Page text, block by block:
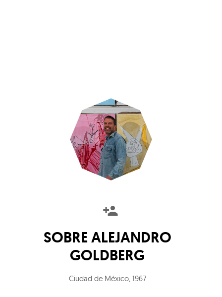
SOBRE ALEJANDRO
GOLDBERG
Ciudad de México, 1967